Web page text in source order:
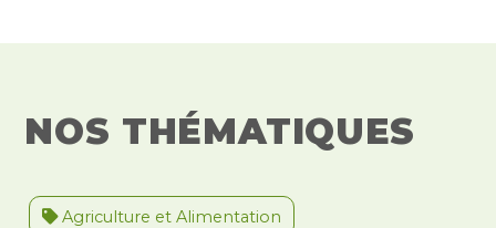
NOS THÉMATIQUES
Agriculture et Alimentation